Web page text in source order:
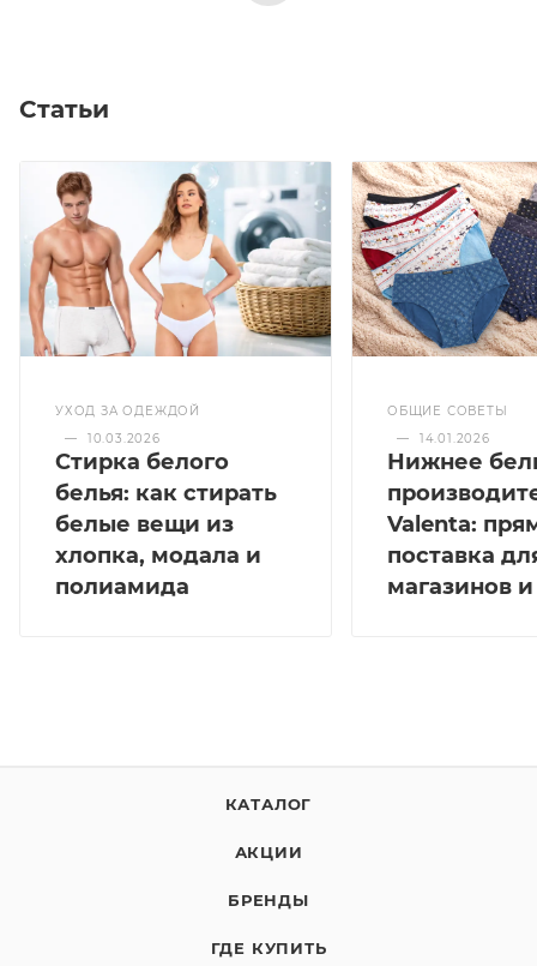
Статьи
УХОД ЗА ОДЕЖДОЙ
—
10.03.2026
Стирка белого
белья: как стирать
белые вещи из
хлопка, модала и
полиамида
ОБЩИЕ СОВЕТЫ
—
14.01.2026
Нижнее
Valenta:
поставка
магазинов
КАТАЛОГ
АКЦИИ
БРЕНДЫ
ГДЕ КУПИТЬ